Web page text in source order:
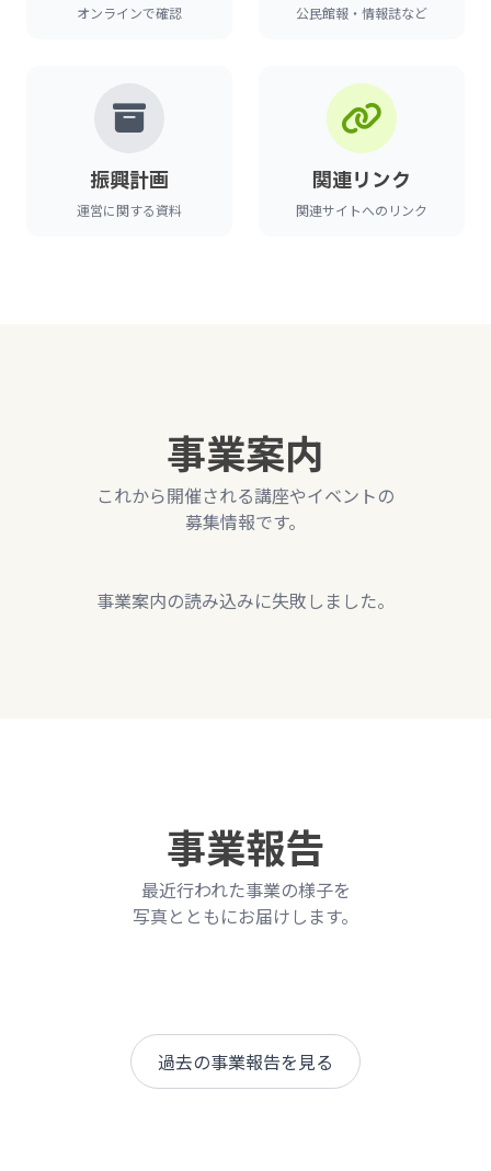
オンラインで確認 公民館報・情報誌など
振興計画
運営に関する資料
関連リンク
関連サイトへのリンク
事業案内
これから開催される講座やイベントの
募集情報です。
事業案内の読み込みに失敗しました。
事業報告
最近行われた事業の様子を
写真とともにお届けします。
過去の事業報告を見る